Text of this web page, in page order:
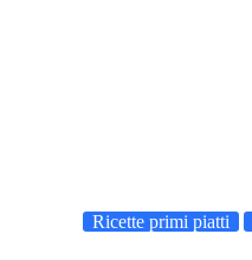
Ricette primi piatti